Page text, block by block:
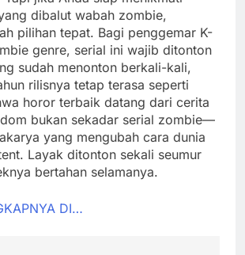
dibalut wabah zombie,
pilihan tepat. Bagi penggemar K-
genre, serial ini wajib ditonton
sudah menonton berkali-kali,
rilisnya tetap terasa seperti
horor terbaik datang dari cerita
bukan sekadar serial zombie—
yang mengubah cara dunia
Layak ditonton sekali seumur
bertahan selamanya.
DI…